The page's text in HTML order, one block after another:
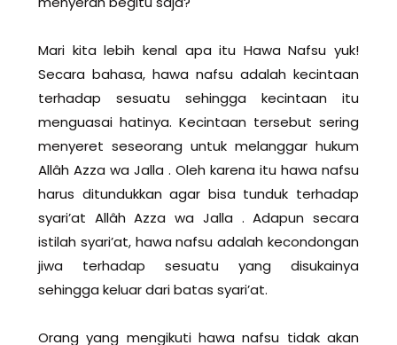
Mari kita lebih kenal apa itu Hawa Nafsu yuk!
Secara bahasa, hawa nafsu adalah kecintaan
terhadap sesuatu sehingga kecintaan itu
menguasai hatinya. Kecintaan tersebut sering
menyeret seseorang untuk melanggar hukum
Allâh Azza wa Jalla . Oleh karena itu hawa nafsu
harus ditundukkan agar bisa tunduk terhadap
syari’at Allâh Azza wa Jalla . Adapun secara
istilah syari’at, hawa nafsu adalah kecondongan
jiwa terhadap sesuatu yang disukainya
sehingga keluar dari batas syari’at.
Orang yang mengikuti hawa nafsu tidak akan